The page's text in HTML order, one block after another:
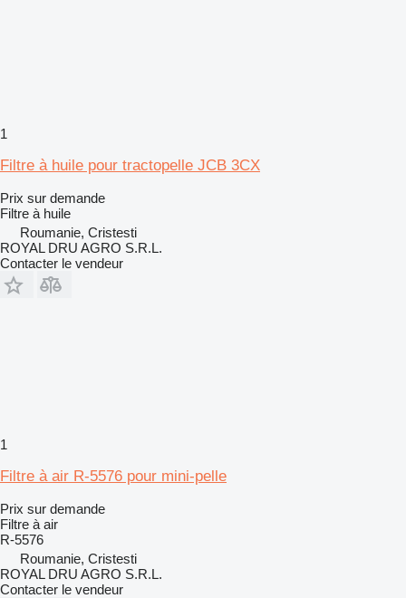
1
Filtre à huile pour tractopelle JCB 3CX
Prix sur demande
Filtre à huile
Roumanie, Cristesti
ROYAL DRU AGRO S.R.L.
Contacter le vendeur
1
Filtre à air R-5576 pour mini-pelle
Prix sur demande
Filtre à air
R-5576
Roumanie, Cristesti
ROYAL DRU AGRO S.R.L.
Contacter le vendeur